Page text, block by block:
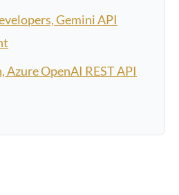
Gemini API
OpenAI REST API